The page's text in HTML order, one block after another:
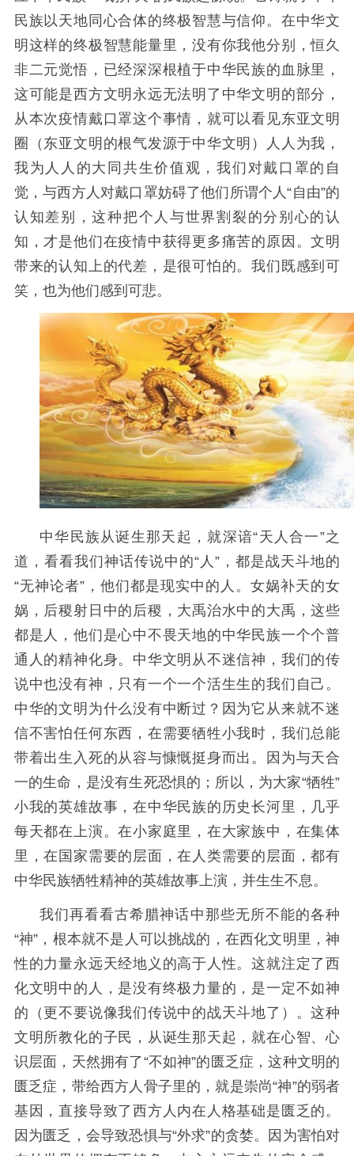
民族以天地同心合体的终极智慧与信仰。在中华文
明这样的终极智慧能量里，没有你我他分别，恒久
非二元觉悟，已经深深根植于中华民族的血脉里，
这可能是西方文明永远无法明了中华文明的部分，
从本次疫情戴口罩这个事情，就可以看见东亚文明
圈（东亚文明的根气发源于中华文明）人人为我，
我为人人的大同共生价值观，我们对戴口罩的自
觉，与西方人对戴口罩妨碍了他们所谓个人“自由”的
认知差别，这种把个人与世界割裂的分别心的认
知，才是他们在疫情中获得更多痛苦的原因。文明
带来的认知上的代差，是很可怕的。我们既感到可
笑，也为他们感到可悲。
中华民族从诞生那天起，就深谙“天人合一”之
道，看看我们神话传说中的“人”，都是战天斗地的
“无神论者”，他们都是现实中的人。女娲补天的女
娲，后稷射日中的后稷，大禹治水中的大禹，这些
都是人，他们是心中不畏天地的中华民族一个个普
通人的精神化身。中华文明从不迷信神，我们的传
说中也没有神，只有一个一个活生生的我们自己。
中华的文明为什么没有中断过？因为它从来就不迷
信不害怕任何东西，在需要牺牲小我时，我们总能
带着出生入死的从容与慷慨挺身而出。因为与天合
一的生命，是没有生死恐惧的；所以，为大家“牺牲”
小我的英雄故事，在中华民族的历史长河里，几乎
每天都在上演。在小家庭里，在大家族中，在集体
里，在国家需要的层面，在人类需要的层面，都有
中华民族牺牲精神的英雄故事上演，并生生不息。
我们再看看古希腊神话中那些无所不能的各种
“神”，根本就不是人可以挑战的，在西化文明里，神
性的力量永远天经地义的高于人性。这就注定了西
化文明中的人，是没有终极力量的，是一定不如神
的（更不要说像我们传说中的战天斗地了）。这种
文明所教化的子民，从诞生那天起，就在心智、心
识层面，天然拥有了“不如神”的匮乏症，这种文明的
匮乏症，带给西方人骨子里的，就是崇尚“神”的弱者
基因，直接导致了西方人内在人格基础是匮乏的。
因为匮乏，会导致恐惧与“外求”的贪婪。因为害怕对